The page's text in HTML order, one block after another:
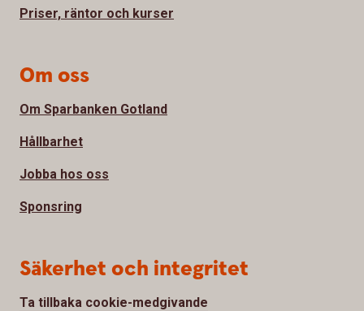
Priser, räntor och kurser
Om oss
Om Sparbanken Gotland
Hållbarhet
Jobba hos oss
Sponsring
Säkerhet och integritet
Ta tillbaka cookie-medgivande